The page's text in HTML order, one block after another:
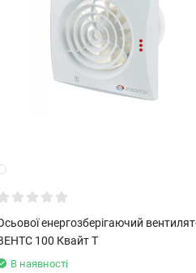
(см. Электрические
таймер задержки
(если влажность в помещении
2 до 30 мин. Дальность обнаружения
100 МАВТ
енергозберігаючий
100 Квайт Т
В наявності